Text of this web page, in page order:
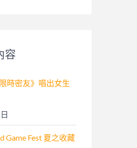
容
時密友》唱出女生
Game Fest 夏之收藏